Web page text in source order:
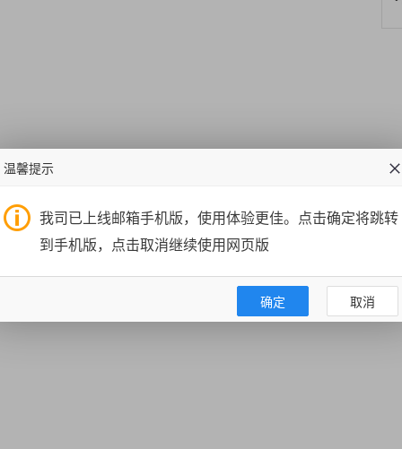
温馨提示
我司已上线邮箱手机版，使用体验更佳。点击确定将跳转
到手机版，点击取消继续使用网页版
确定 取消